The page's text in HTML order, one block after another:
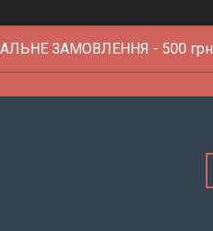
ЗАМОВЛЕННЯ - 500 грн